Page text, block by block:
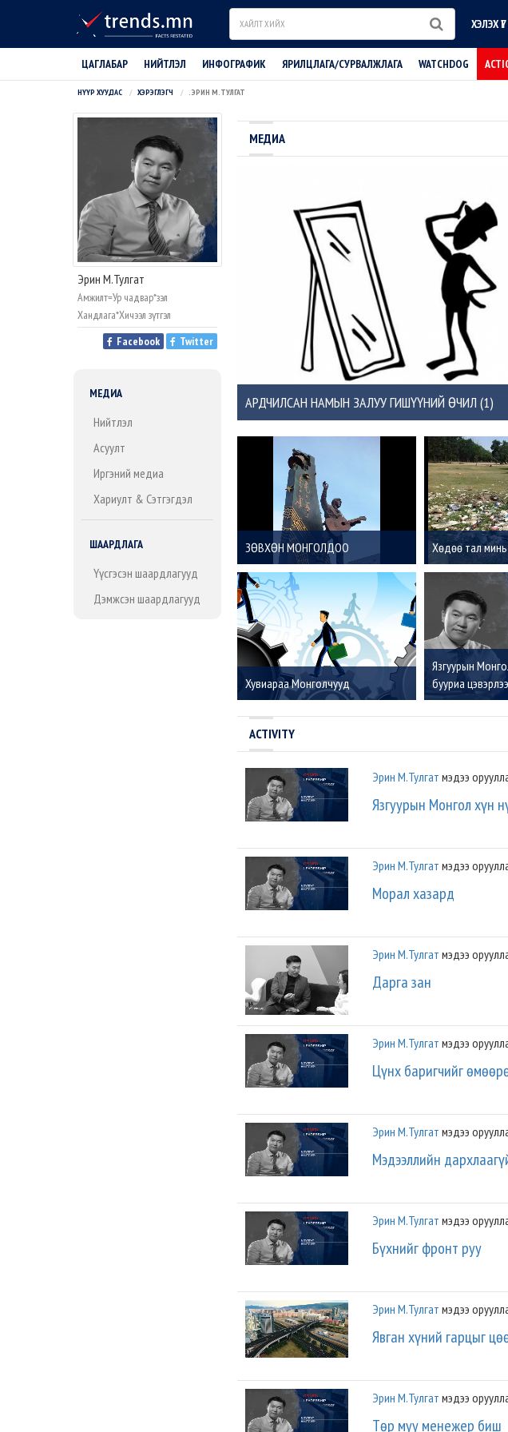
Search ХЭЛЭХ
ЦАГЛАБАР НИЙТЛЭЛ ИНФОГРАФИК ЯРИЛЦЛАГА/СУРВАЛЖЛАГА WATCHDOG
НҮҮР ХУУДАС ХЭРЭГЛЭГЧ . ЭРИН М.ТУЛГАТ
Эрин М.Тулгат
Амжилт=Ур чадвар*Үзэл
Хандлага*Хичээл зүтгэл
Facebook
Twitter
МЕДИА
Нийтлэл
Асуулт
Иргэний медиа
Хариулт & Сэтгэгдэл
ШААРДЛАГА
Үүсгэсэн шаардлагууд
Дэмжсэн шаардлагууд
МЕДИА
АРДЧИЛСАН НАМЫН ЗАЛУУ ГИШҮҮНИЙ ӨЧИЛ (1)
ЗӨВХӨН МОНГОЛДОО Хөдөө тал
Хувиараа Монголчууд
Язгуурын
бууриа
ACTIVITY
Эрин М.Тулгат мэдээ
Язгуурын Монгол хүн
Эрин М.Тулгат мэдээ
Морал хазард
Эрин М.Тулгат мэдээ
Дарга зан
Эрин М.Тулгат мэдээ
Цүнх баригчийг
Эрин М.Тулгат мэдээ
Мэдээллийн
Эрин М.Тулгат мэдээ
Бүхнийг фронт руу
Эрин М.Тулгат мэдээ
Явган хүний гарцыг
Эрин М.Тулгат мэдээ
Төр муу менежер биш